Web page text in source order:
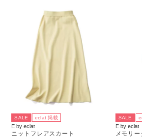
SALE eclat 掲載
E by eclat
ニットフレアスカート
SALE
E by eclat